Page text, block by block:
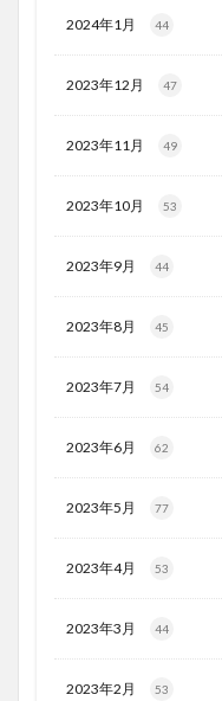
2024年1月 44
2023年12月 47
2023年11月 49
2023年10月 53
2023年9月 44
2023年8月 45
2023年7月 54
2023年6月 62
2023年5月 77
2023年4月 53
2023年3月 44
2023年2月 53